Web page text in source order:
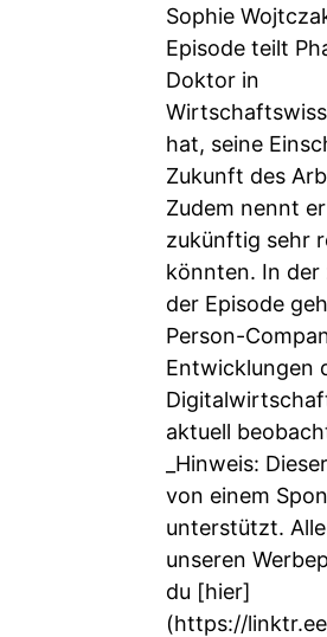
Sophie
Episode teilt
Doktor in
hat, seine
Zukunft des
Zudem nennt
zukünftig sehr
könnten. In
der Episode
Person-
Entwicklungen
aktuell
_Hinweis:
von einem
unterstützt.
unseren
du [hier]
(https://